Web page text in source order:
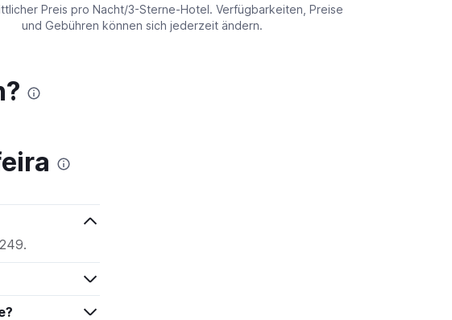
Preis pro Nacht/3-Sterne-Hotel. Verfügbarkeiten, Preise
und Gebühren können sich jederzeit ändern.